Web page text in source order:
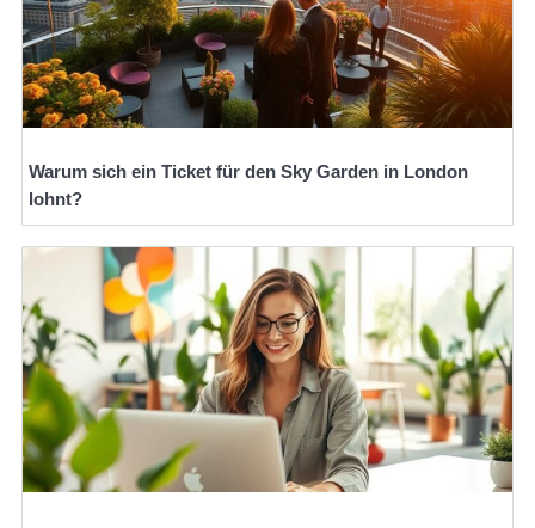
Warum sich ein Ticket für den Sky Garden in London
lohnt?